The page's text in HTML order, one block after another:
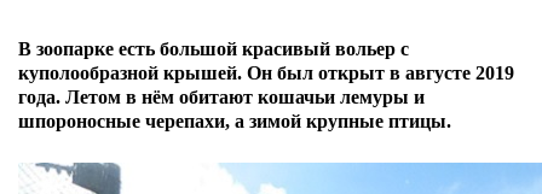
В зоопарке есть большой красивый вольер с
куполообразной крышей. Он был открыт в августе 2019
года. Летом в нём обитают кошачьи лемуры и
шпороносные черепахи, а зимой крупные птицы.